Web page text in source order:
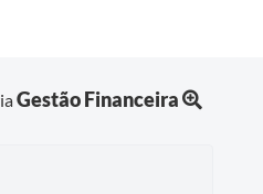
Gestão Financeira